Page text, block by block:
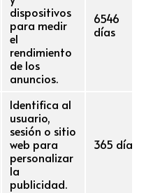
dispositivos
para medir
el
rendimiento
de los
anuncios.
6546
días
Identifica al
usuario,
sesión o sitio
web para
personalizar
la
publicidad.
365 días